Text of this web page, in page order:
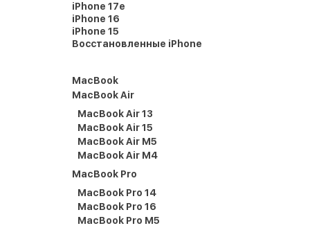
iPhone 17e
iPhone 16
iPhone 15
Восстановленные iPhone
MacBook
MacBook Air
MacBook Air 13
MacBook Air 15
MacBook Air M5
MacBook Air M4
MacBook Pro
MacBook Pro 14
MacBook Pro 16
MacBook Pro M5